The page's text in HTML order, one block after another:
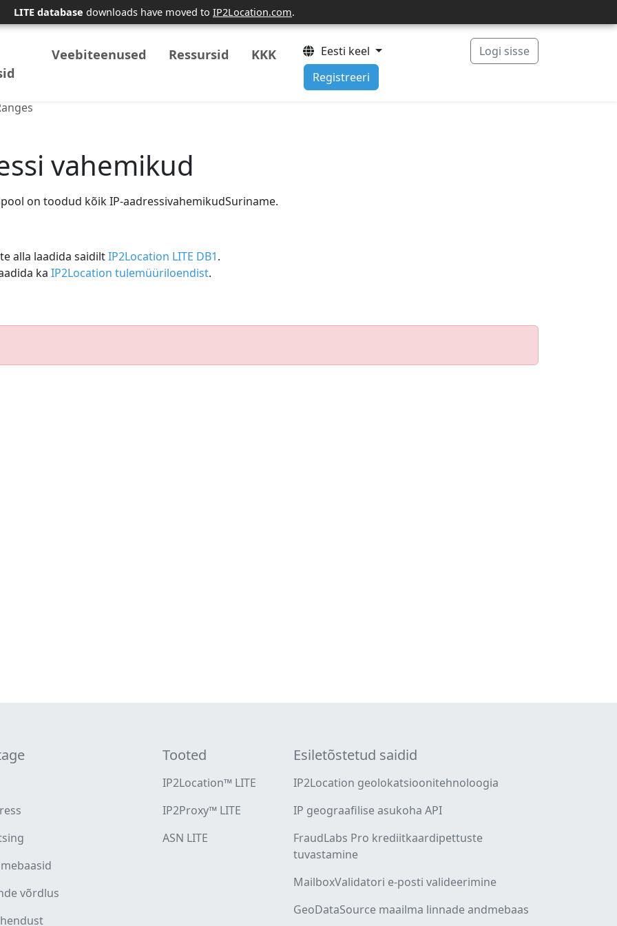
LITE database downloads have moved to IP2Location.com.
Veebiteenused Ressursid KKK Eesti keel
Logi sisse
Registreeri
vahemikud
on toodud kõik IP-aadressivahemikudSuriname.
alla laadida saidiltIP2Location LITE DB1.
ka IP2Location tulemüüriloendist.
võrdlus
Tooted
IP2Location™ LITE
IP2Proxy™ LITE
ASN LITE
Esiletõstetud saidid
IP2Location geolokatsioonitehnoloogia
IP geograafilise asukoha API
FraudLabs Pro krediitkaardipettuste
tuvastamine
MailboxValidatori e-posti valideerimine
GeoDataSource maailma linnade andmebaas